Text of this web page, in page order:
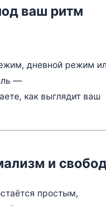
ваш ритм
дневной режим
—
как выглядит ваш
и
простым,